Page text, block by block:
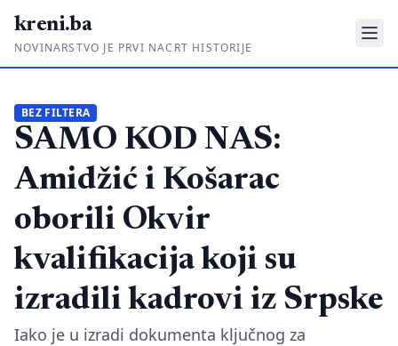
kreni.ba
NOVINARSTVO JE PRVI NACRT HISTORIJE
Priče sa ruba
Ponos i glas
Daljinski u ruke
O nama
Impressum
BEZ FILTERA
SAMO KOD NAS:
Amidžić i Košarac
oborili Okvir
kvalifikacija koji su
izradili kadrovi iz Srpske
Iako je u izradi dokumenta ključnog za